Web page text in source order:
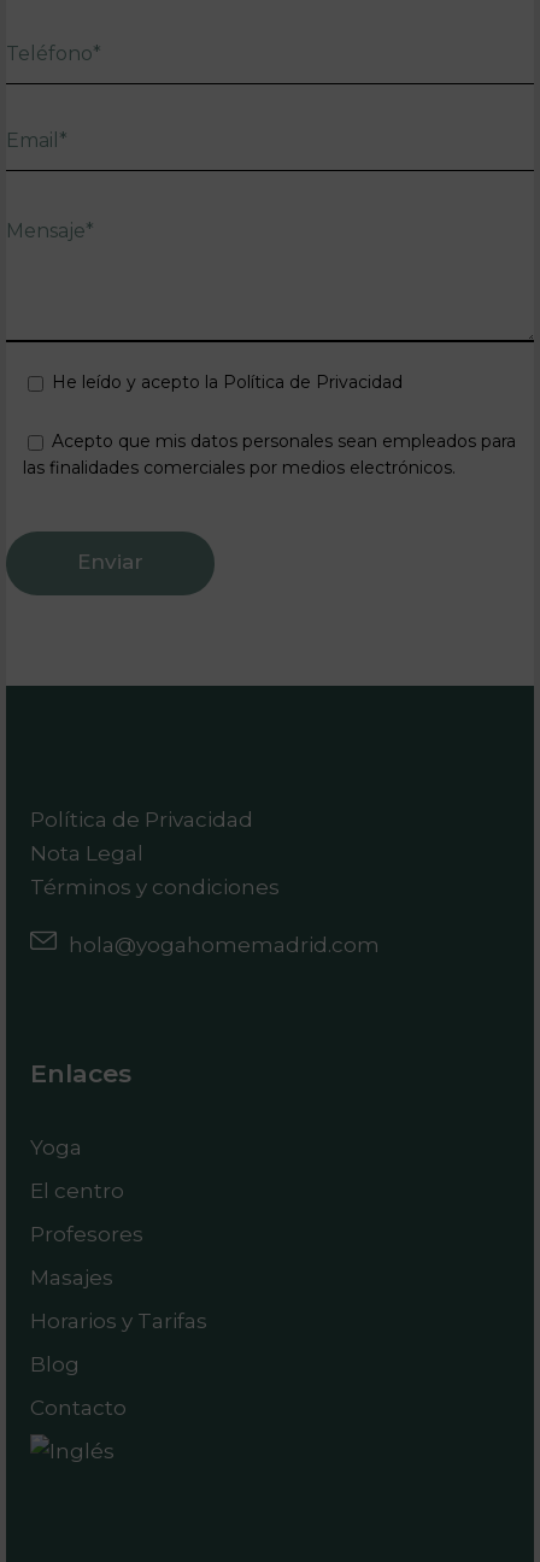
He leído y acepto la Política de Privacidad
Acepto que mis datos personales sean empleados para
las finalidades comerciales por medios electrónicos.
Política de Privacidad
Nota Legal
Términos y condiciones
hola@yogahomemadrid.com
Enlaces
Yoga
El centro
Profesores
Masajes
Horarios y Tarifas
Blog
Contacto